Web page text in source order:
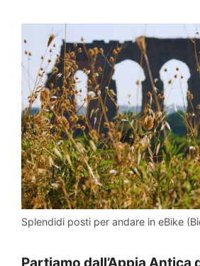
Splendidi posti per andare in eBike
Partiamo dall’Appia Antica